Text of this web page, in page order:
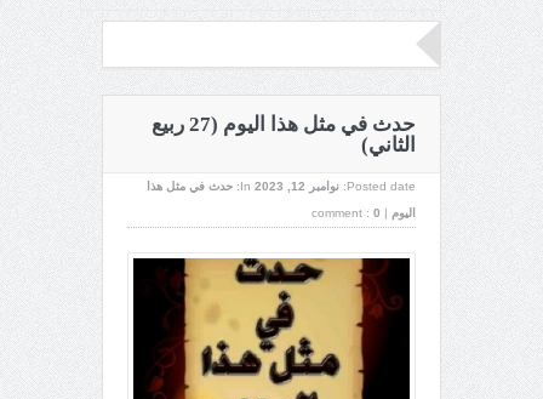
حدث في مثل هذا اليوم (27 ربيع
الثاني)
Posted date: نوامبر 12, 2023 In:
حدث في مثل هذا
اليوم |
comment : 0